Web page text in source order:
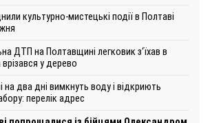
культурно-мистецькі події в Полтаві
ДТП на Полтавщині легковик з‘їхав в
у дерево
на два дні вимкнуть воду і відкриють
перелік адрес